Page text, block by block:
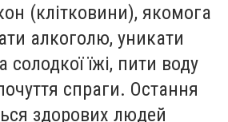
(клітковини), якомога
алкоголю, уникати
солодкої їжі, пити воду
спраги. Остання
здорових людей